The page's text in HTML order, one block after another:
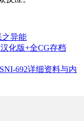
之异能
化版+全CG存档
692详细资料与内